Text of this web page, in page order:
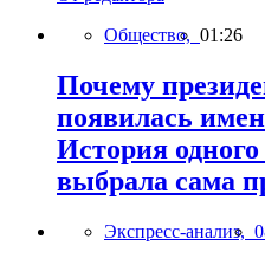
Общество, 01:26
Почему
появилась
История
выбрала сама
Экспресс-анализ,